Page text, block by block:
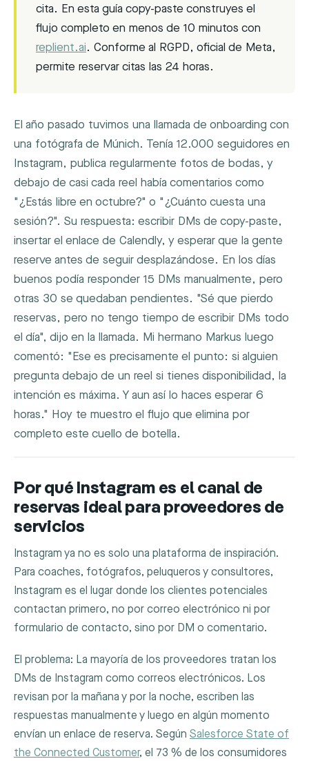
cita. En esta guía copy-paste construyes el
flujo completo en menos de 10 minutos con
replient.ai. Conforme al RGPD, oficial de Meta,
permite reservar citas las 24 horas.
El año pasado tuvimos una llamada de onboarding con
una fotógrafa de Múnich. Tenía 12.000 seguidores en
Instagram, publica regularmente fotos de bodas, y
debajo de casi cada reel había comentarios como
"¿Estás libre en octubre?" o "¿Cuánto cuesta una
sesión?". Su respuesta: escribir DMs de copy-paste,
insertar el enlace de Calendly, y esperar que la gente
reserve antes de seguir desplazándose. En los días
buenos podía responder 15 DMs manualmente, pero
otras 30 se quedaban pendientes. "Sé que pierdo
reservas, pero no tengo tiempo de escribir DMs todo
el día", dijo en la llamada. Mi hermano Markus luego
comentó: "Ese es precisamente el punto: si alguien
pregunta debajo de un reel si tienes disponibilidad, la
intención es máxima. Y aun así lo haces esperar 6
horas." Hoy te muestro el flujo que elimina por
completo este cuello de botella.
Por qué Instagram es el canal de
reservas ideal para proveedores de
servicios
Instagram ya no es solo una plataforma de inspiración.
Para coaches, fotógrafos, peluqueros y consultores,
Instagram es el lugar donde los clientes potenciales
contactan primero, no por correo electrónico ni por
formulario de contacto, sino por DM o comentario.
El problema: La mayoría de los proveedores tratan los
DMs de Instagram como correos electrónicos. Los
revisan por la mañana y por la noche, escriben las
respuestas manualmente y luego en algún momento
envían un enlace de reserva. Según Salesforce State of
the Connected Customer, el 73 % de los consumidores